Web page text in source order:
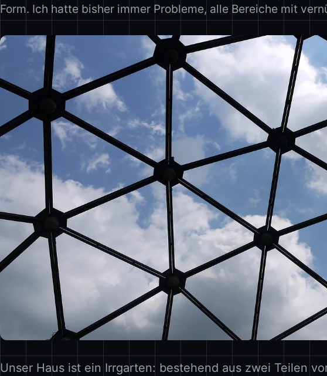
Form. Ich hatte bisher immer Probleme, alle Bereiche mit
Unser Haus ist ein Irrgarten: bestehend aus zwei Teilen